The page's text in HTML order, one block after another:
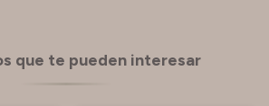
que te pueden interesar